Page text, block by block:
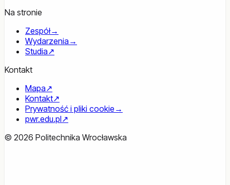
Na stronie
Zespół→
Wydarzenia →
Studia↗
Kontakt
Mapa↗
Kontakt↗
Prywatność i pliki cookie →
pwr.edu.pl↗
© 2026 Politechnika Wrocławska